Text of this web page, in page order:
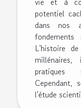
potentiel
dans nos
L'histoire
pratiques
Cependant,
l'étude